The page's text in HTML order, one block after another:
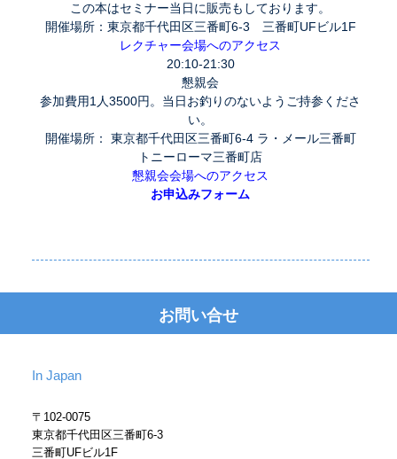
この本はセミナー当日に販売もしております。
開催場所：東京都千代田区三番町6-3 三番町UFビル1F
レクチャー会場へのアクセス
20:10-21:30
懇親会
参加費用1人3500円。当日お釣りのないようご持参くださ
い。
開催場所： 東京都千代田区三番町6-4 ラ・メール三番町
トニーローマ三番町店
懇親会会場へのアクセス
お申込みフォーム
お問い合せ
In Japan
〒102-0075
東京都千代田区三番町6-3
三番町UFビル1F